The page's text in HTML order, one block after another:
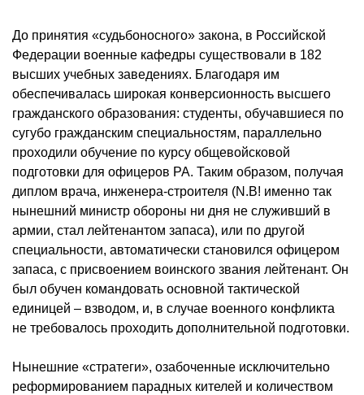
До принятия «судьбоносного» закона, в Российской
Федерации военные кафедры существовали в 182
высших учебных заведениях. Благодаря им
обеспечивалась широкая конверсионность высшего
гражданского образования: студенты, обучавшиеся по
сугубо гражданским специальностям, параллельно
проходили обучение по курсу общевойсковой
подготовки для офицеров РА. Таким образом, получая
диплом врача, инженера-строителя (N.B! именно так
нынешний министр обороны ни дня не служивший в
армии, стал лейтенантом запаса), или по другой
специальности, автоматически становился офицером
запаса, с присвоением воинского звания лейтенант. Он
был обучен командовать основной тактической
единицей – взводом, и, в случае военного конфликта
не требовалось проходить дополнительной подготовки.
Нынешние «стратеги», озабоченные исключительно
реформированием парадных кителей и количеством